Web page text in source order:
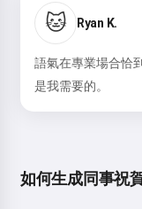
🐱 Ryan K.
語氣在專業場合恰
是我需要的。
如何生成同事祝